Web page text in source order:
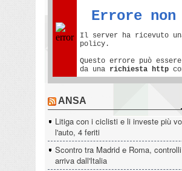
ANSA
Litiga con i ciclisti e li investe più
l'auto, 4 feriti
Scontro tra Madrid e Roma,
arriva dall'Italia